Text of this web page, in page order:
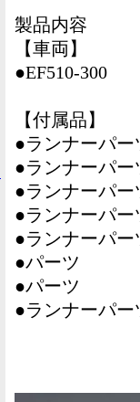
製品内容
【車両】
●EF510-300
【付属品】
●ランナーパ
●ランナーパ
●ランナーパー
●ランナーパ
●ランナーパ
●パーツ ：
●パーツ ：
●ランナーパ